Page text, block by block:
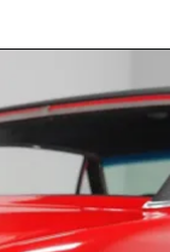
chevrolet-chevelle/